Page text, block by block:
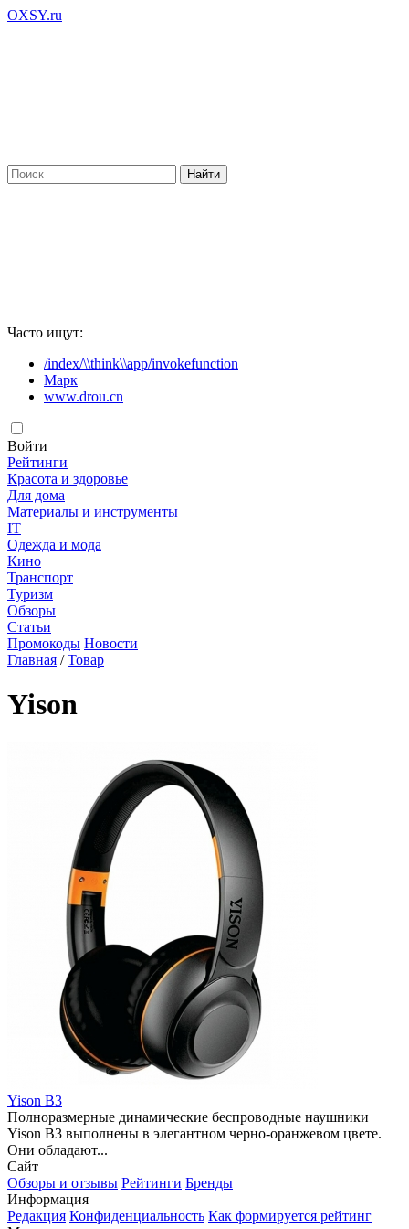
OXSY.ru
Часто ищут:
/index/\\think\\app/invokefunction
Марк
www.drou.cn
Войти
Рейтинги
Красота и здоровье
Для дома
Материалы и инструменты
IT
Одежда и мода
Кино
Транспорт
Туризм
Обзоры
Статьи
Промокоды Новости
Главная /Товар
Yison
Yison B3
Полноразмерные динамические беспроводные наушники
Yison B3 выполнены в элегантном черно-оранжевом цвете.
Они обладают...
Сайт
Обзоры и отзывы Рейтинги Бренды
Информация
Редакция Конфиденциальность Как формируется рейтинг